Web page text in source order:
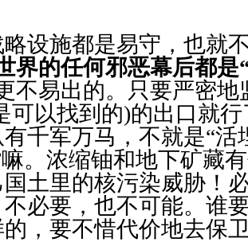
略设施都是易守，也就
界的任何邪恶幕后都
不易出的。只要严密
可以找到的)的出口就
千军万马，不就是“活
。浓缩铀和地下矿藏
土里的核污染威胁！
必要，也不可能。谁
，要不惜代价地去保